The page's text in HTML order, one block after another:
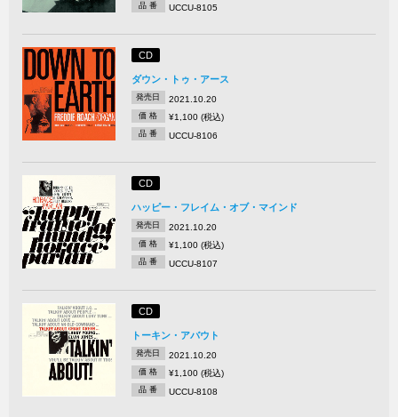
品 番 UCCU-8105
CD
ダウン・トゥ・アース
発売日 2021.10.20
価 格 ¥1,100 (税込)
品 番 UCCU-8106
CD
ハッピー・フレイム・オブ・マインド
発売日 2021.10.20
価 格 ¥1,100 (税込)
品 番 UCCU-8107
CD
トーキン・アバウト
発売日 2021.10.20
価 格 ¥1,100 (税込)
品 番 UCCU-8108